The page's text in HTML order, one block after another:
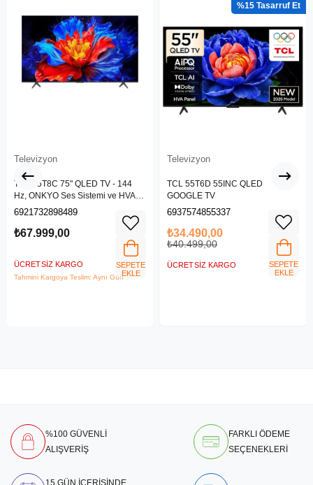
Televizyon
TCL 75T8C 75" QLED TV - 144
Hz, ONKYO Ses Sistemi ve HVA
Panel
6921732898489
₺67.999,00
ÜCRETSIZ KARGO
Tahmini Kargoya Teslim: Aynı Gün
SEPETE
EKLE
Televizyon
TCL 55T6D 55INC QLED
GOOGLE TV
6937574855337
₺34.490,00
₺40.499,00
ÜCRETSIZ KARGO
%15
SEPETE
EKLE
%100 GÜVENLİ
ALIŞVERİŞ
FARKLI ÖDEME
SEÇENEKLERİ